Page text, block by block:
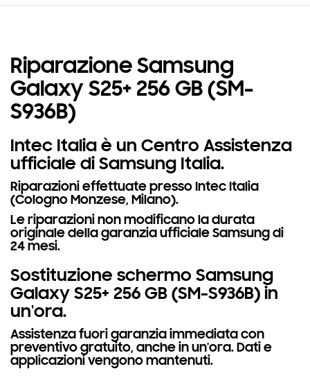
Riparazione Samsung
Galaxy S25+ 256 GB (SM-
S936B)
Intec Italia è un Centro Assistenza
ufficiale di Samsung Italia.
Riparazioni effettuate presso Intec Italia
(Cologno Monzese, Milano).
Le riparazioni non modificano la durata
originale della garanzia ufficiale Samsung di
24 mesi.
Sostituzione schermo Samsung
Galaxy S25+ 256 GB (SM-S936B) in
un'ora.
Assistenza fuori garanzia immediata con
preventivo gratuito, anche in un'ora. Dati e
applicazioni vengono mantenuti.